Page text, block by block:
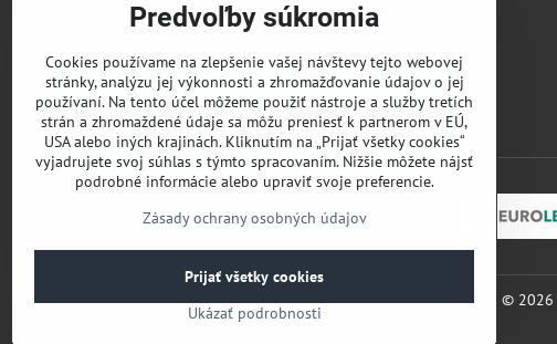
© 2026
Predvoľby súkromia
Cookies používame na zlepšenie vašej návštevy tejto webovej
stránky, analýzu jej výkonnosti a zhromažďovanie údajov o jej
používaní. Na tento účel môžeme použiť nástroje a služby tretích
strán a zhromaždené údaje sa môžu preniesť k partnerom v EÚ,
USA alebo iných krajinách. Kliknutím na „Prijať všetky cookies“
vyjadrujete svoj súhlas s týmto spracovaním. Nižšie môžete nájsť
podrobné informácie alebo upraviť svoje preferencie.
Zásady ochrany osobných údajov
Ukázať podrobnosti
Prijať všetky cookies